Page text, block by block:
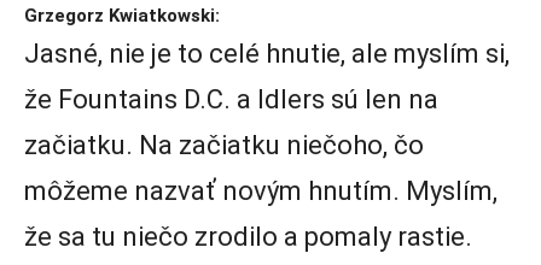
Grzegorz Kwiatkowski:
Jasné, nie je to celé hnutie, ale myslím si,
že Fountains D.C. a Idlers sú len na
začiatku. Na začiatku niečoho, čo
môžeme nazvať novým hnutím. Myslím,
že sa tu niečo zrodilo a pomaly rastie.